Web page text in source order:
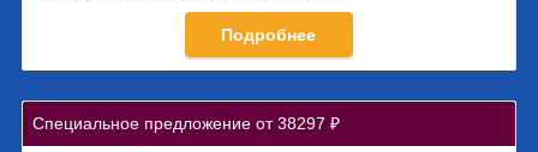
Подробнее
Специальное предложение от 38297 ₽